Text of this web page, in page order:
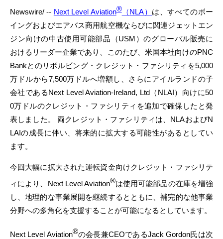
Newswire/ -- Next Level Aviation®（NLA） は、すべてのボー
イングおよびエアバス商用航空機ならびに関連ジェットエン
ジン向けの中古使用可能部品（USM）のグローバル販売に
おけるリーダー企業であり、このたび、米国本社向けのPNC
Bankとのリボルビング・クレジット・ファシリティを5,000
万ドルから7,500万ドルへ増額し、さらにアイルランドの子
会社であるNext Level Aviation-Ireland, Ltd（NLAI）向けに50
0万ドルのクレジット・ファシリティを追加で確保したと発
表しました。 両クレジット・ファシリティは、NLAおよびN
LAIの成長に伴い、将来的に拡大する可能性があるとしてい
ます。
今回大幅に拡大された運転資金向けクレジット・ファシリテ
ィにより、Next Level Aviation®は使用可能部品の在庫を増強
し、地理的な事業展開を継続するとともに、補完的な他事業
分野への多角化を支援することが可能になるとしています。
Next Level Aviation®の会長兼CEOであるJack Gordon氏は次